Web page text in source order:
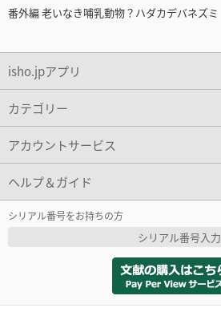
番外編 老いなき哺乳動物？ハダカデバネズミ
isho.jpアプリ
カテゴリー
アカウントサービス
ヘルプ＆ガイド
シリアル番号をお持ちの方
シリアル番号入力